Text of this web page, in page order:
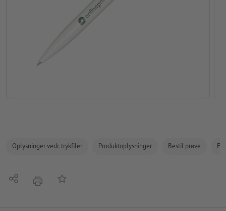
Oplysninger vedr. trykfiler Produktoplysninger Bestil prøve
Del tryk Tilføj til huskelisten